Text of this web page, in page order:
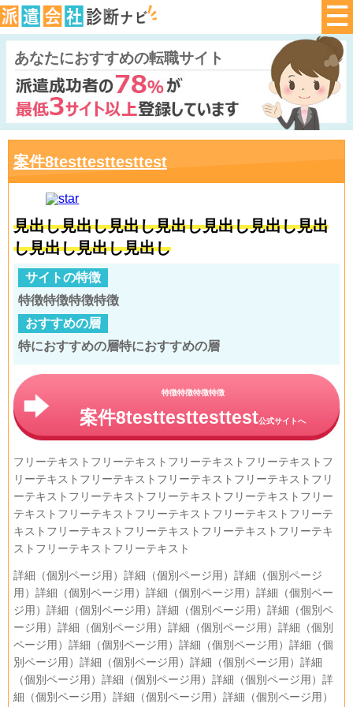
あなたにおすすめの転職サイト
案件8testtesttesttest
見出し見出し見出し見出し見出し見出し見出
し見出し見出し見出し
サイトの特徴
特徴特徴特徴特徴
おすすめの層
特におすすめの層特におすすめの層
特徴特徴特徴特徴
案件8testtesttesttest公式サイトへ
フリーテキストフリーテキストフリーテキストフリーテキストフ
リーテキストフリーテキストフリーテキストフリーテキストフリ
ーテキストフリーテキストフリーテキストフリーテキストフリー
テキストフリーテキストフリーテキストフリーテキストフリーテ
キストフリーテキストフリーテキストフリーテキストフリーテキ
ストフリーテキストフリーテキスト
詳細（個別ページ用）詳細（個別ページ用）詳細（個別ページ
用）詳細（個別ページ用）詳細（個別ページ用）詳細（個別ペー
ジ用）詳細（個別ページ用）詳細（個別ページ用）詳細（個別ペ
ージ用）詳細（個別ページ用）詳細（個別ページ用）詳細（個別
ページ用）詳細（個別ページ用）詳細（個別ページ用）詳細（個
別ページ用）詳細（個別ページ用）詳細（個別ページ用）詳細
（個別ページ用）詳細（個別ページ用）詳細（個別ページ用）詳
細（個別ページ用）詳細（個別ページ用）詳細（個別ページ用）